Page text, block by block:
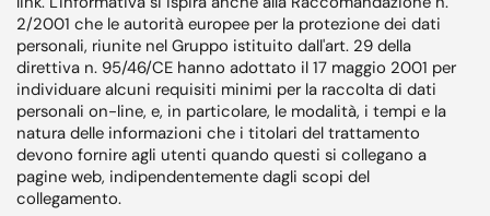
2/2001 che le autorità europee per la protezione dei dati
personali, riunite nel Gruppo istituito dall'art. 29 della
direttiva n. 95/46/CE hanno adottato il 17 maggio 2001 per
individuare alcuni requisiti minimi per la raccolta di dati
personali on-line, e, in particolare, le modalità, i tempi e la
natura delle informazioni che i titolari del trattamento
devono fornire agli utenti quando questi si collegano a
pagine web, indipendentemente dagli scopi del
collegamento.